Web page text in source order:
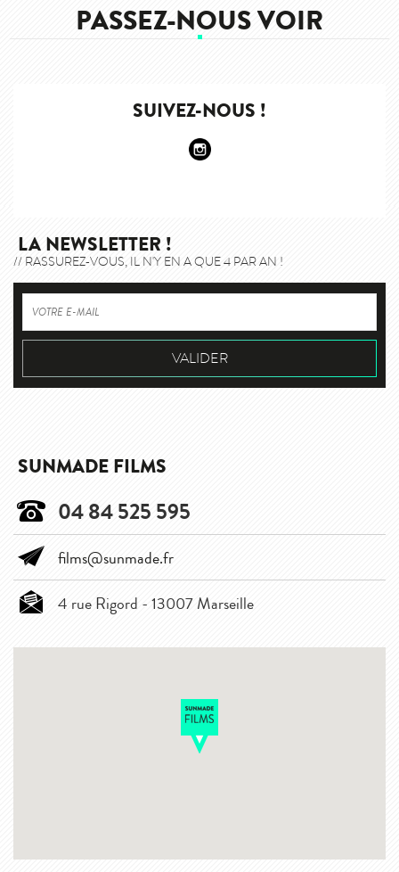
PASSEZ-NOUS VOIR
SUIVEZ-NOUS !
LA NEWSLETTER !
// RASSUREZ-VOUS, IL N'Y EN A QUE 4 PAR AN !
SUNMADE FILMS
04 84 525 595
films@sunmade.fr
4 rue Rigord - 13007 Marseille